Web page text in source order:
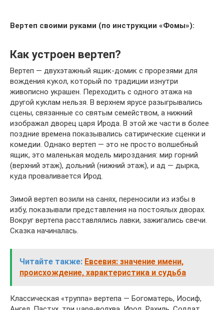
Вертеп своими руками (по инструкции «Фомы»):
Как устроен вертеп?
Вертеп — двухэтажный ящик-домик с прорезями для
вождения кукол, который по традиции изнутри
живописно украшен. Переходить с одного этажа на
другой куклам нельзя. В верхнем ярусе разыгрывались
сцены, связанные со святым семейством, а нижний
изображал дворец царя Ирода. В этой же части в более
поздние времена показывались сатирические сценки и
комедии. Однако вертеп — это не просто волшебный
ящик, это маленькая модель мироздания: мир горний
(верхний этаж), дольний (нижний этаж), и ад — дырка,
куда проваливается Ирод.
Зимой вертеп возили на санях, переносили из избы в
избу, показывали представления на постоялых дворах.
Вокруг вертепа расставлялись лавки, зажигались свечи.
Сказка начиналась.
Читайте также: Евсевия: значение имени,
происхождение, характеристика и судьба
Классическая «труппа» вертепа — Богоматерь, Иосиф,